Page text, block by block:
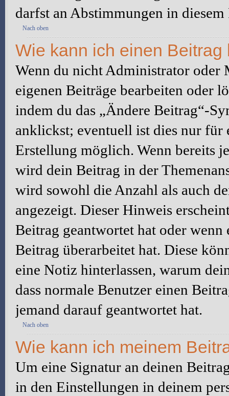
darfst an Abstimmungen in
Nach oben
Wie kann ich einen
Wenn du nicht Administrator oder
eigenen Beiträge bearbeiten oder
indem du das „Ändere Beitrag“-
anklickst; eventuell ist dies nur für
Erstellung möglich. Wenn bereits
wird dein Beitrag in der
wird sowohl die Anzahl als auch
angezeigt. Dieser Hinweis
Beitrag geantwortet hat oder
Beitrag überarbeitet hat. Diese
eine Notiz hinterlassen, warum
dass normale Benutzer einen
jemand darauf geantwortet hat.
Nach oben
Wie kann ich meinem
Um eine Signatur an deinen
in den Einstellungen in deinem